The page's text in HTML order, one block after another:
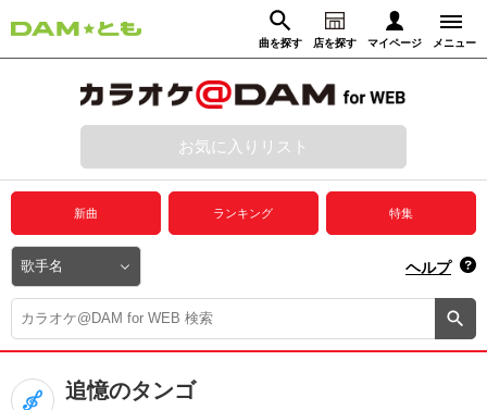
曲を探す 店を探す マイページ メニュー
動画からさがす 録音からさがす
ログイン
プレミアムサービス
DAM★とも動画
DAM★とも録音
カラオケ＠DAM
お気に入りリスト
新曲 ランキング 特集
ヘルプ
追憶のタンゴ